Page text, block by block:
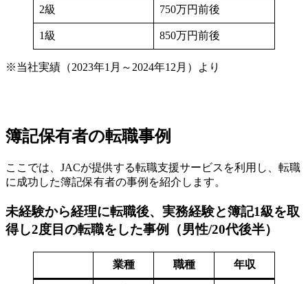
2級 750万円前後
1級 850万円前後
※当社実績（2023年1月～2024年12月）より
簿記保有者の転職事例
ここでは、JACが提供する転職支援サービスを利用し、転職
に成功した簿記保有者の事例を紹介します。
未経験から経理に転職後、実務経験と簿記1級を取
得し2度目の転職をした事例（男性/20代後半）
業種 職種 年収